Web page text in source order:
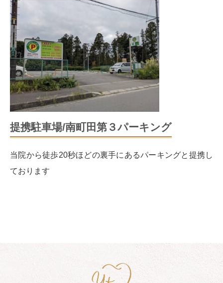
提携駐車場/南町田第３パーキング
当院から徒歩20秒ほどの裏手にあるパーキングと提携し
ております